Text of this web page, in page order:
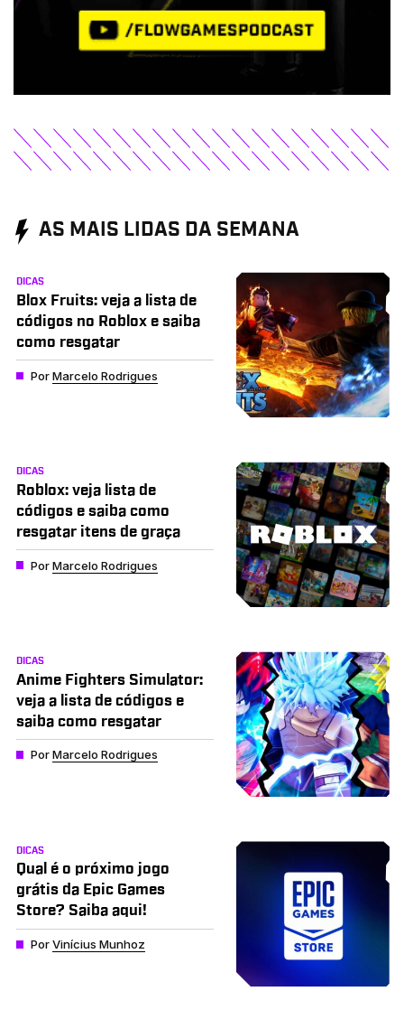
AS MAIS LIDAS DA SEMANA
DICAS
Blox Fruits: veja a lista de
códigos no Roblox e saiba
como resgatar
PorMarcelo Rodrigues
DICAS
Roblox: veja lista de
códigos e saiba como
resgatar itens de graça
PorMarcelo Rodrigues
DICAS
Anime Fighters Simulator:
veja a lista de códigos e
saiba como resgatar
PorMarcelo Rodrigues
DICAS
Qual é o próximo jogo
grátis da Epic Games
Store? Saiba aqui!
PorVinícius Munhoz